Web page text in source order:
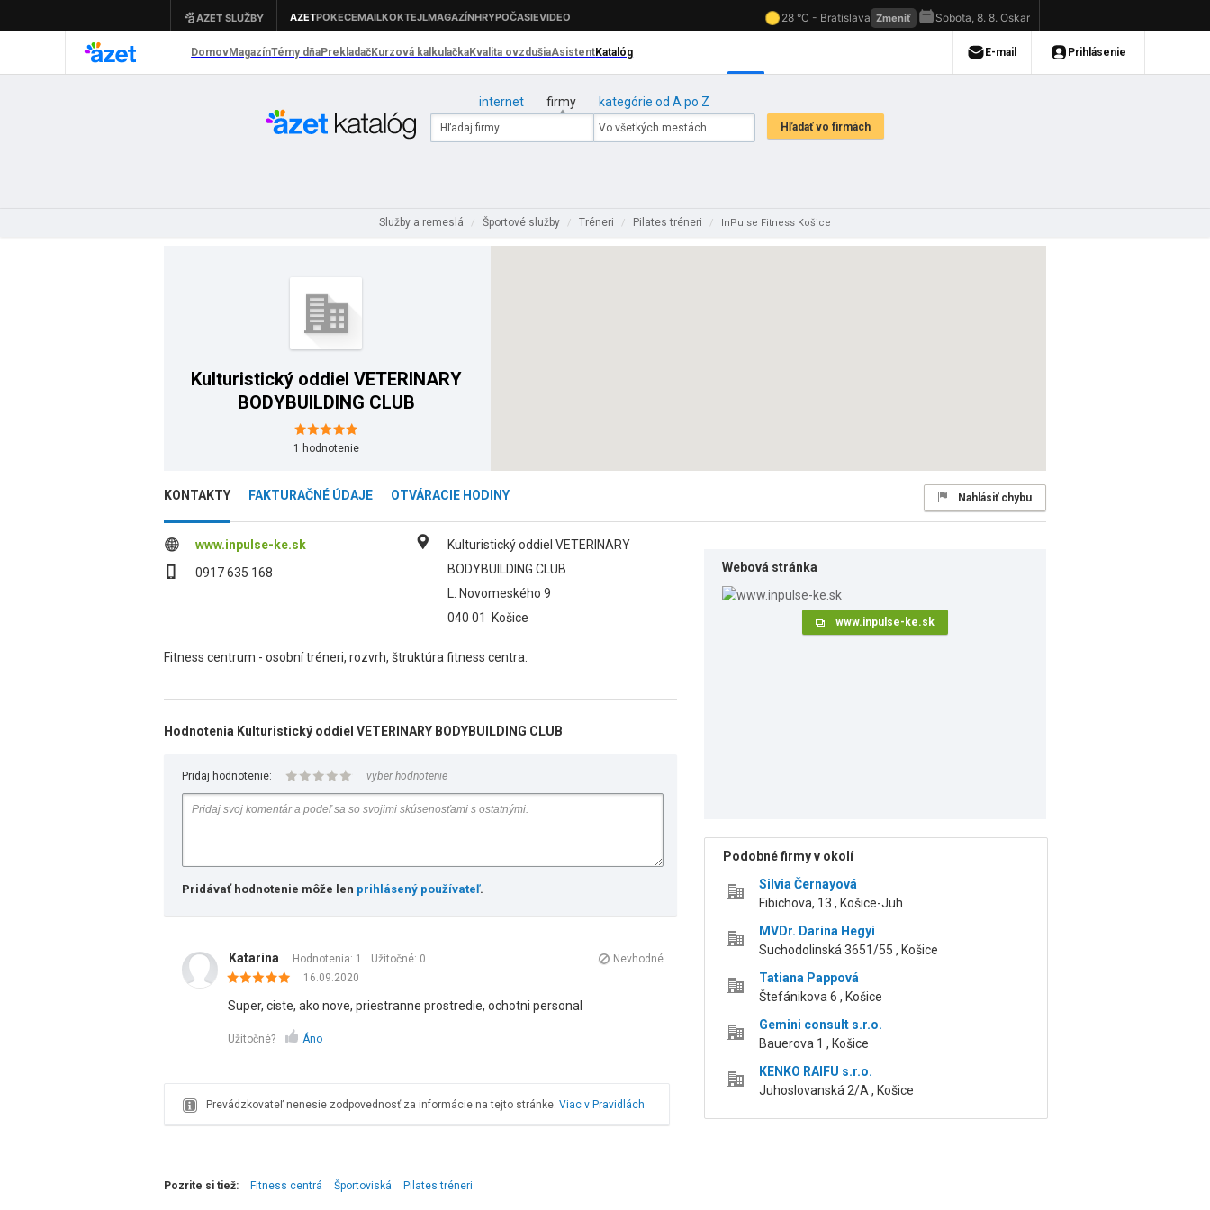
internet firmy kategórie od A po Z
Služby a remeslá / Športové služby / Tréneri / Pilates tréneri / InPulse Fitness Košice
Kulturistický oddiel VETERINARY
BODYBUILDING CLUB
1 hodnotenie
KONTAKTY FAKTURAČNÉ ÚDAJE OTVÁRACIE HODINY Nahlásiť chybu
www.inpulse-ke.sk
0917 635 168
Kulturistický oddiel VETERINARY
BODYBUILDING CLUB
L. Novomeského 9
040 01
Košice
Fitness centrum - osobní tréneri, rozvrh, štruktúra fitness centra.
Hodnotenia Kulturistický oddiel VETERINARY BODYBUILDING CLUB
Pridaj hodnotenie: vyber hodnotenie
Pridávať hodnotenie môže len prihlásený používateľ.
Katarina Hodnotenia: 1 Užitočné: 0
Nevhodné
16.09.2020
Super, ciste, ako nove, priestranne prostredie, ochotni personal
Užitočné? Áno
Prevádzkovateľ nenesie zodpovednosť za informácie na tejto stránke. Viac v Pravidlách
Webová stránka
www.inpulse-ke.sk
Podobné firmy v okolí
Silvia Černayová
Fibichova, 13 , Košice-Juh
MVDr. Darina Hegyi
Suchodolinská 3651/55 , Košice
Tatiana Pappová
Štefánikova 6 , Košice
Gemini consult s.r.o.
Bauerova 1 , Košice
KENKO RAIFU s.r.o.
Juhoslovanská 2/A , Košice
Pozrite si tiež: Fitness centrá Športoviská Pilates tréneri